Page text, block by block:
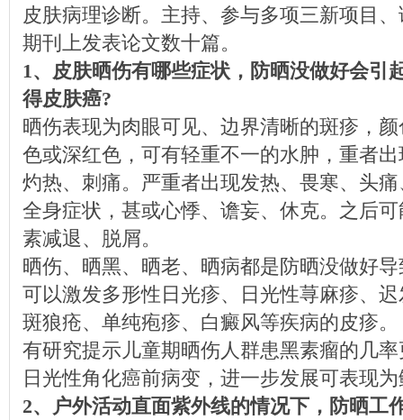
皮肤病理诊断。主持、参与多项三新项目
期刊上发表论文数十篇。
1、皮肤晒伤有哪些症状，防晒没做好会引
得皮肤癌?
晒伤表现为肉眼可见、边界清晰的斑疹，
色或深红色，可有轻重不一的水肿，重者
灼热、刺痛。严重者出现发热、畏寒、头
全身症状，甚或心悸、谵妄、休克。之后
素减退、脱屑。
晒伤、晒黑、晒老、晒病都是防晒没做好
可以激发多形性日光疹、日光性荨麻疹、
斑狼疮、单纯疱疹、白癜风等疾病的皮疹。
有研究提示儿童期晒伤人群患黑素瘤的几
日光性角化癌前病变，进一步发展可表现
2、户外活动直面紫外线的情况下，防晒工